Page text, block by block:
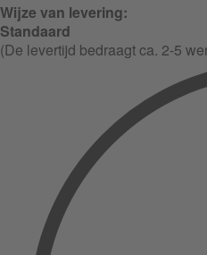
Wijze van levering:
Standaard
(De levertijd bedraagt ca. 2-5